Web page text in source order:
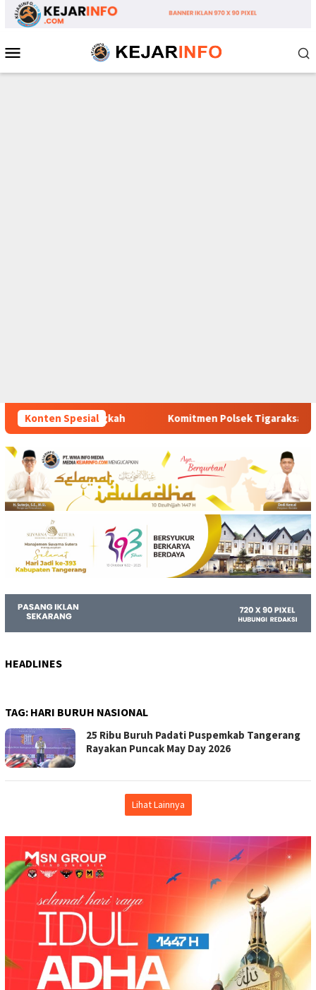
Loncat
Mobile
Konten Spesial
Komitmen Polsek Tigaraksa Tindak Tegas Peredaran Obat
HEADLINES
TAG: HARI BURUH NASIONAL
25 Ribu Buruh Padati Puspemkab Tangerang
Rayakan Puncak May Day 2026
Lihat Lainnya